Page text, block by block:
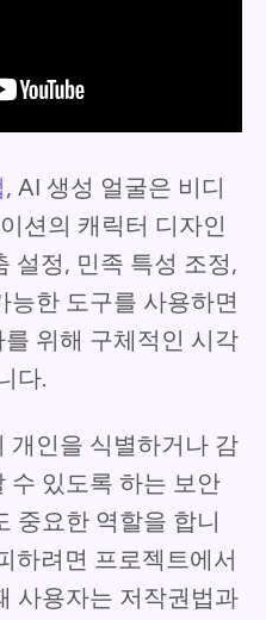
, AI 생성 얼굴은 비디
션의 캐릭터 디자인
설정, 민족 특성 조정,
능한 도구를 사용하면
위해 구체적인 시각
다.
개인을 식별하거나 감
수 있도록 하는 보안
중요한 역할을 합니
하려면 프로젝트에서
사용자는 저작권법과